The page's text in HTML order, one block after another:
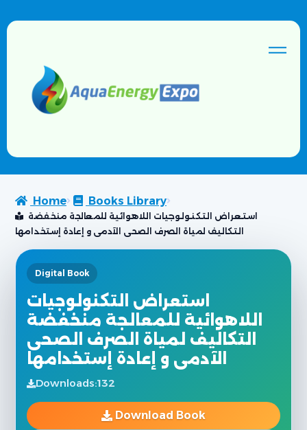
Home Books Library
استعراض التكنولوجيات اللاهوائية للمعالجة منخفضة
التكاليف لمياة الصرف الصحى الآدمى و إعادة إستخدامها
Digital Book
استعراض التكنولوجيات
اللاهوائية للمعالجة منخفضة
التكاليف لمياة الصرف الصحى
الآدمى و إعادة إستخدامها
Downloads:132
Download Book